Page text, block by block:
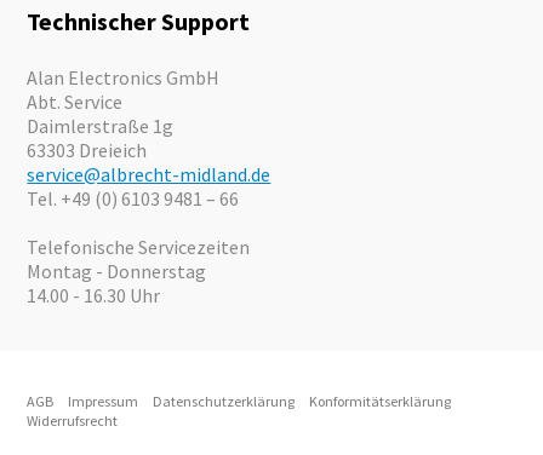
Motorrad
Angebote
Kataloge
Technischer Support
Alan Electronics GmbH
Abt. Service
Daimlerstraße 1g
63303 Dreieich
service@albrecht-midland.de
Tel. +49 (0) 6103 9481 – 66
Telefonische Servicezeiten
Montag - Donnerstag
14.00 - 16.30 Uhr
AGB Impressum Datenschutzerklärung
Konformitätserklärung
Widerrufsrecht